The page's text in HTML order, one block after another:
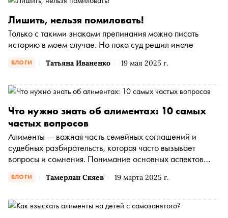
БЛОГИ Татьяна Иваненко 19 мая 2025 г.
Лишить, нельзя помиловать!
Только с такими знаками препинания можно писать
историю в моем случае. Но пока суд решил иначе
БЛОГИ Тамерлан Скяев 19 марта 2025 г.
Что нужно знать об алиментах: 10 самых
частых вопросов
Алименты — важная часть семейных соглашений и
судебных разбирательств, которая часто вызывает
вопросы и сомнения. Понимание основных аспектов
родителям и детям. В данной статье рассмотрим 10
развеять мифы и прояснить права и обязанности. Нам